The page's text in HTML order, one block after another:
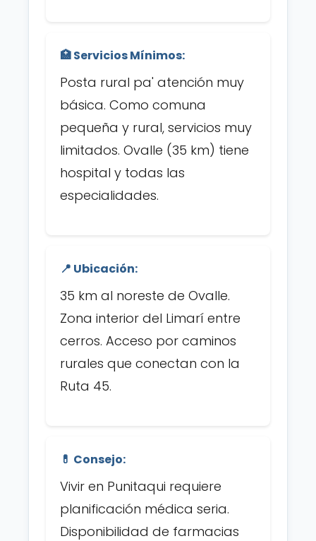
🏥 Servicios Mínimos:
Posta rural pa' atención muy
básica. Como comuna
pequeña y rural, servicios muy
limitados. Ovalle (35 km) tiene
hospital y todas las
especialidades.
📍 Ubicación:
35 km al noreste de Ovalle.
Zona interior del Limarí entre
cerros. Acceso por caminos
rurales que conectan con la
Ruta 45.
💊 Consejo:
Vivir en Punitaqui requiere
planificación médica seria.
Disponibilidad de farmacias